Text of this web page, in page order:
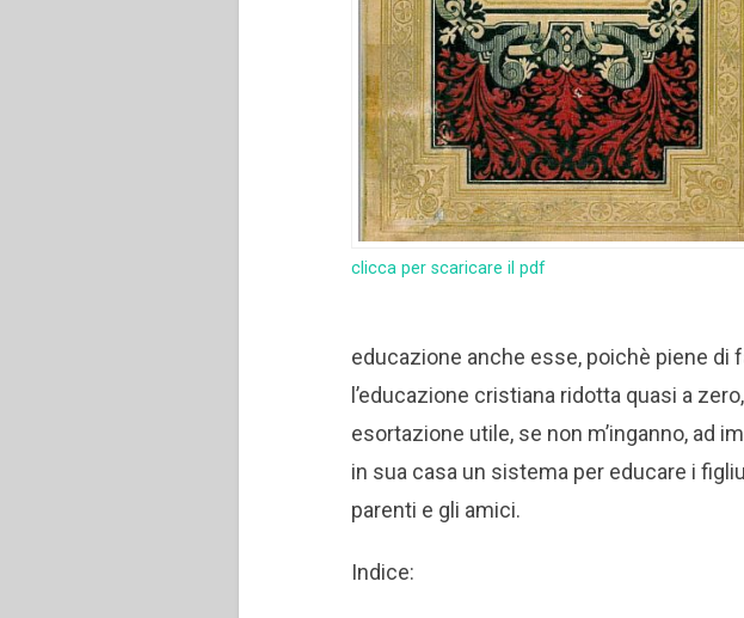
clicca per scaricare il pdf
educazione anche esse, poichè piene di
l’educazione cristiana ridotta quasi a
esortazione utile, se non m’inganno, ad
in sua casa un sistema per educare i
parenti e gli amici.
Indice: